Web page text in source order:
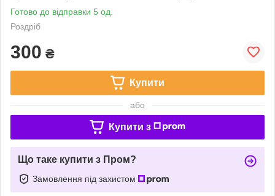
Готово до відправки 5 од.
Роздріб
300 ₴
Купити
або
Купити з
Що таке купити з Пром?
Замовлення під захистом